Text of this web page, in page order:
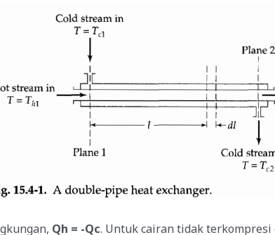
Qh = -Qc. Untuk cairan tidak